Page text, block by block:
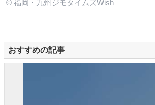
© 福岡・九州ジモタイムズWish
おすすめの記事